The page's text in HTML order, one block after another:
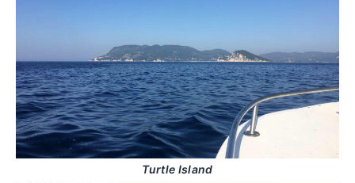
Turtle Island